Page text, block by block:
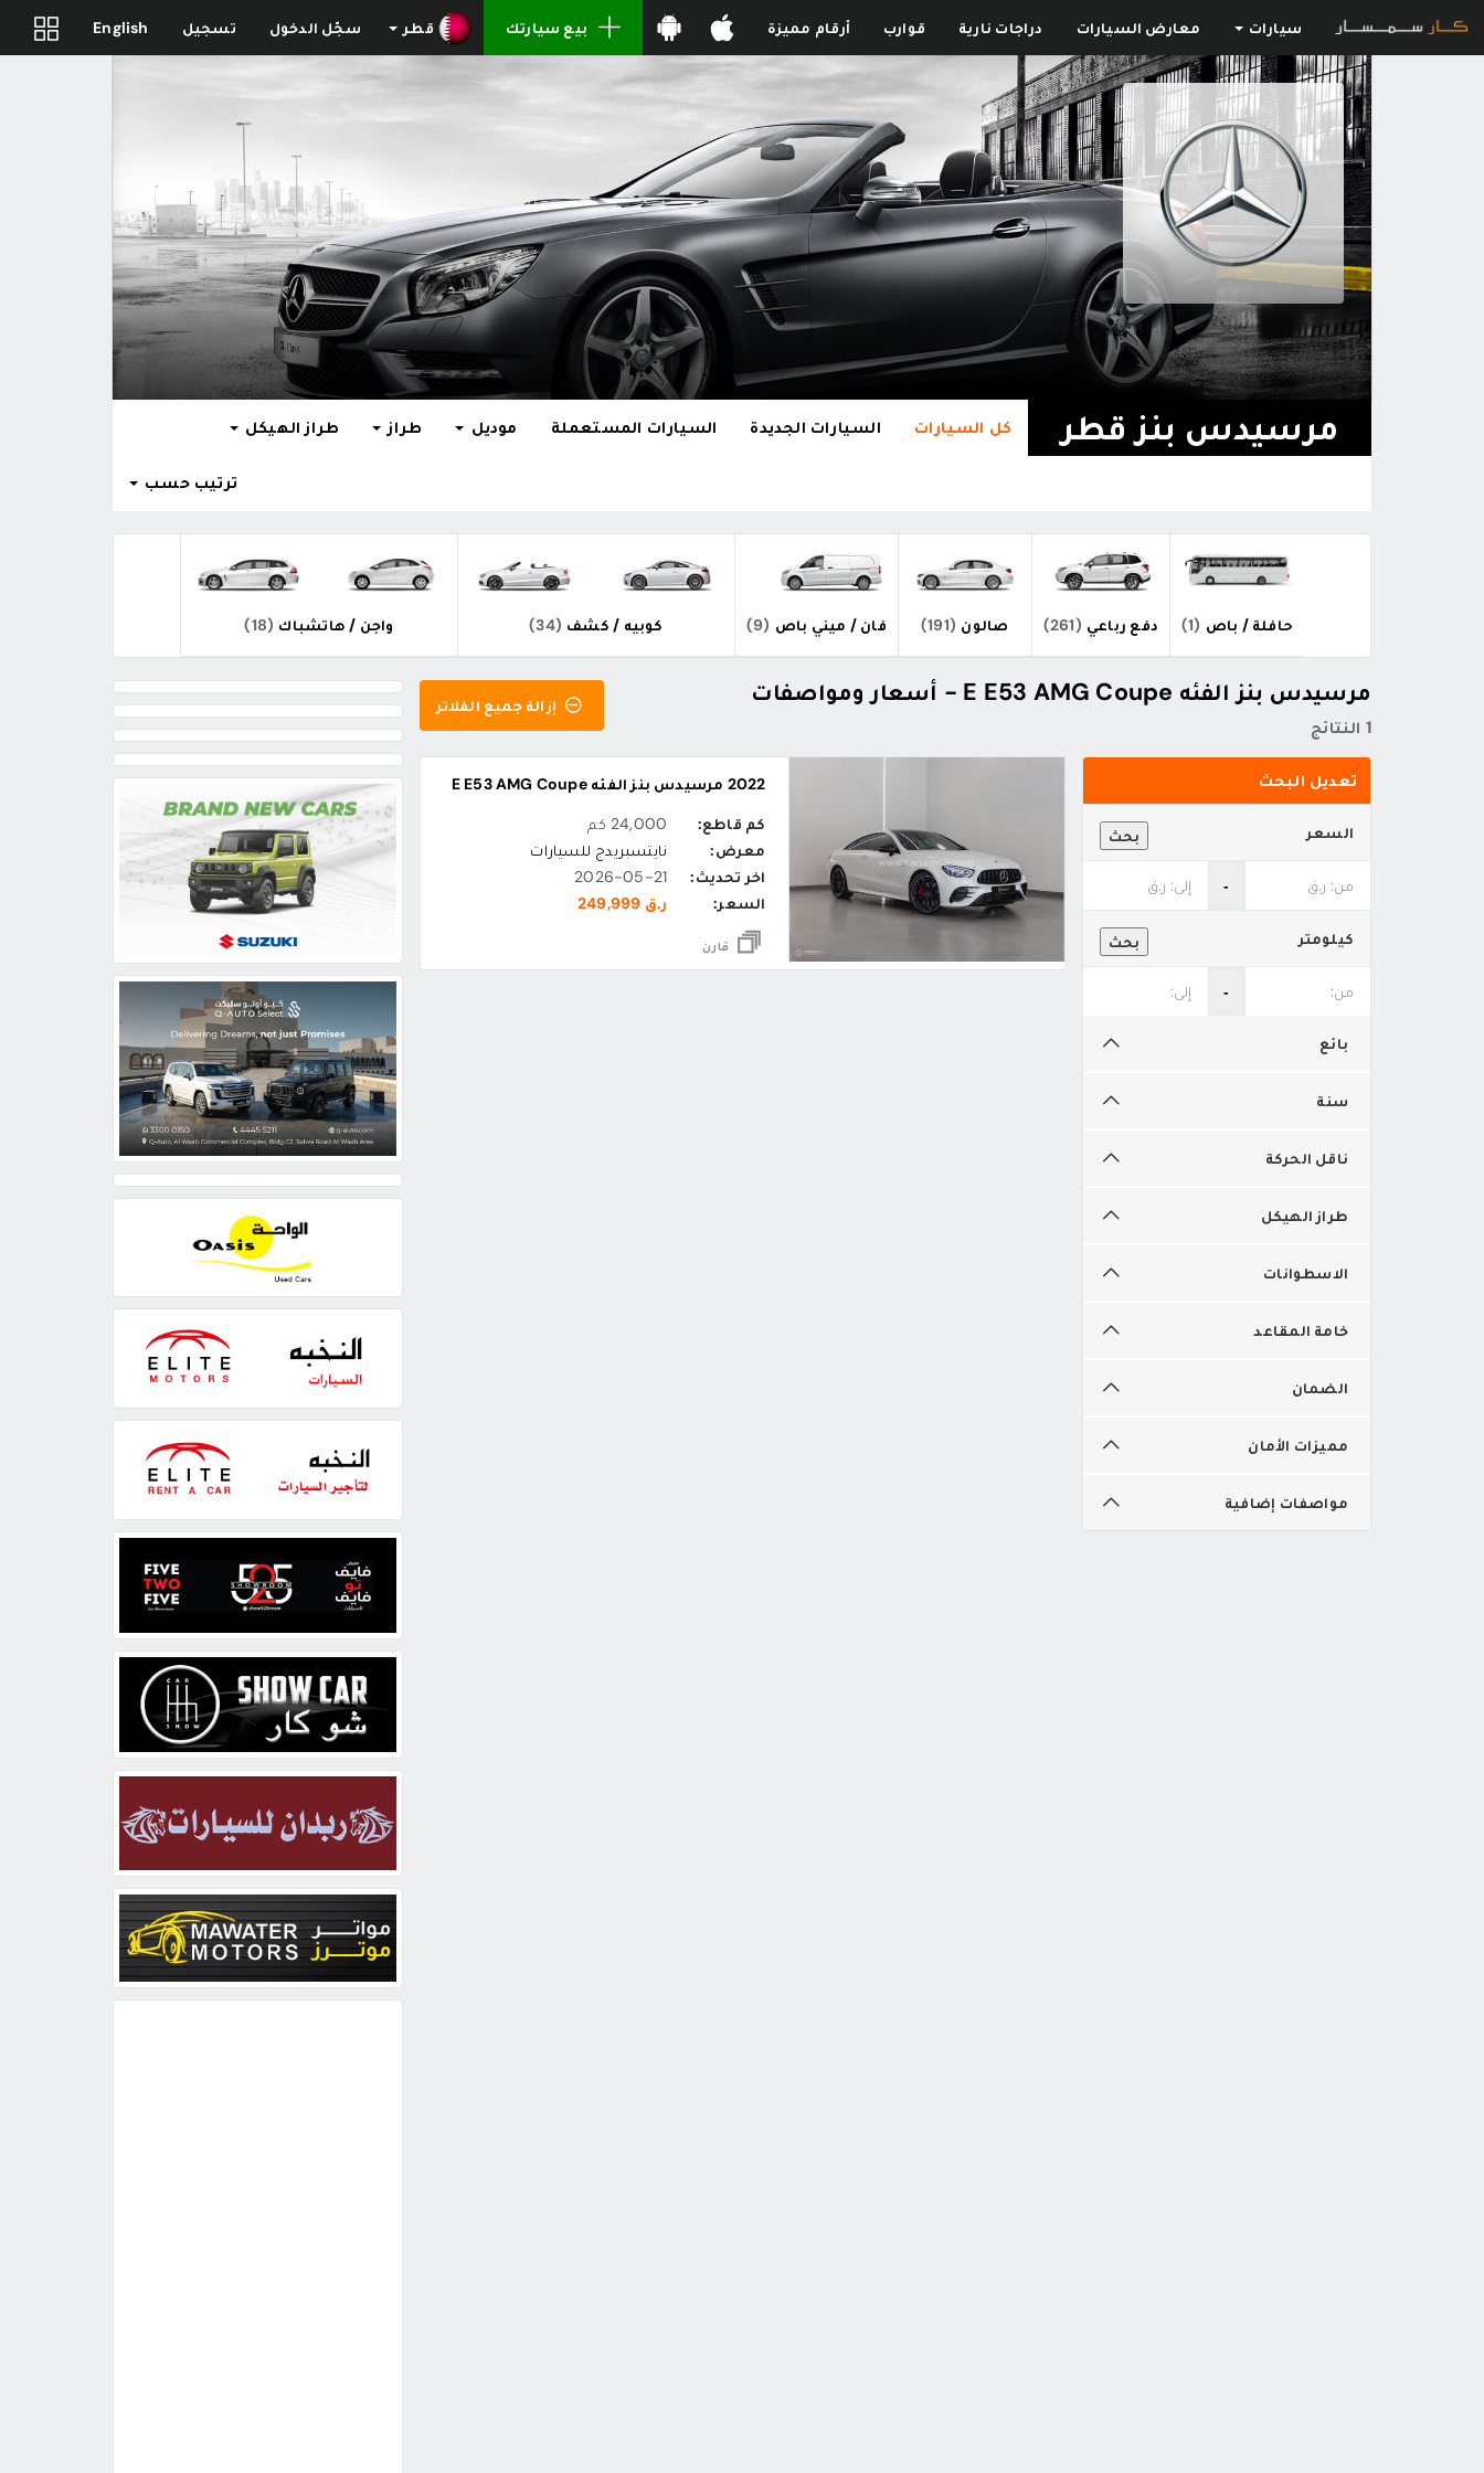
سيارات معارض السيارات دراجات نارية قوارب أرقام مميزة بيع سيارتك قطر سجّل الدخول تسجيل English
مرسيدس بنز قطر كل السيارات السيارات الجديدة السيارات المستعملة موديل طراز طراز الهيكل
ترتيب حسب
حافلة / باص (1) دفع رباعي (261) صالون (191) فان / ميني باص (9) كوبيه / كشف (34) واجن / هاتشباك (18)
مرسيدس بنز الفئه E E53 AMG Coupe - أسعار ومواصفات
1 النتائج
إزالة جميع الفلاتر
تعديل البحث
بحث السعر
‐
بحث كيلومتر
‐
بائع
سنة
ناقل الحركة
طراز الهيكل
الاسطوانات
خامة المقاعد
الضمان
مميزات الأمان
مواصفات إضافية
2022 مرسيدس بنز الفئه E E53 AMG Coupe
كم قاطع:
24,000 كم
معرض:
نايتسبريدج للسيارات
اخر تحديث:
2026-05-21
السعر:
ر.ق 249,999
قارن